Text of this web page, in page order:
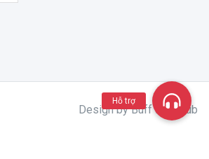
Design by Buff Like Sub
Hỗ trợ